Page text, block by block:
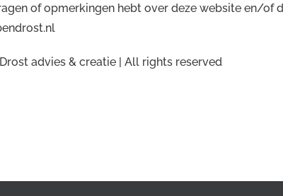
of opmerkingen hebt over deze website en/of
advies & creatie | All rights reserved